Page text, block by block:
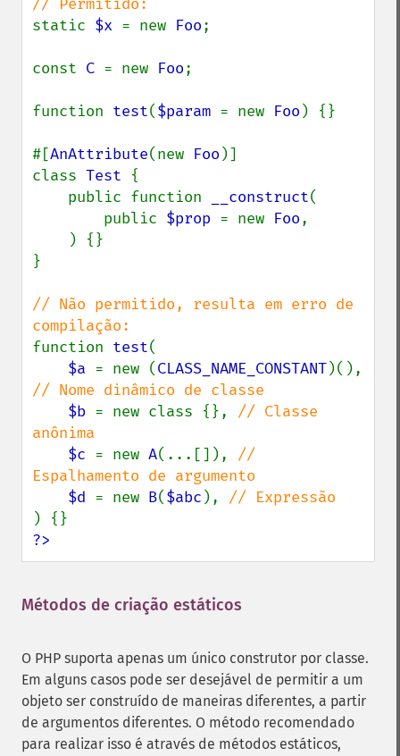
static $x = new Foo;
const C = new Foo;
function test($param = new Foo ) {}
#[AnAttribute(new Foo )]
class Test {
    public function
__construct(
        public
$prop = new Foo,
}
// Não permitido, resulta em erro de
function test(
$a = new (CLASS_NAME_CONSTANT
// Nome dinâmico de classe
$b = new class {}, // Classe
anônima
$c = new A(...[]), //
Espalhamento de argumento
$d = new B($abc ),
?>
Métodos de criação estáticos
O PHP suporta apenas um único construtor por classe.
Em alguns casos pode ser desejável de permitir a um
objeto ser construído de maneiras diferentes, a partir
de argumentos diferentes. O método recomendado
para realizar isso é através de métodos estáticos,